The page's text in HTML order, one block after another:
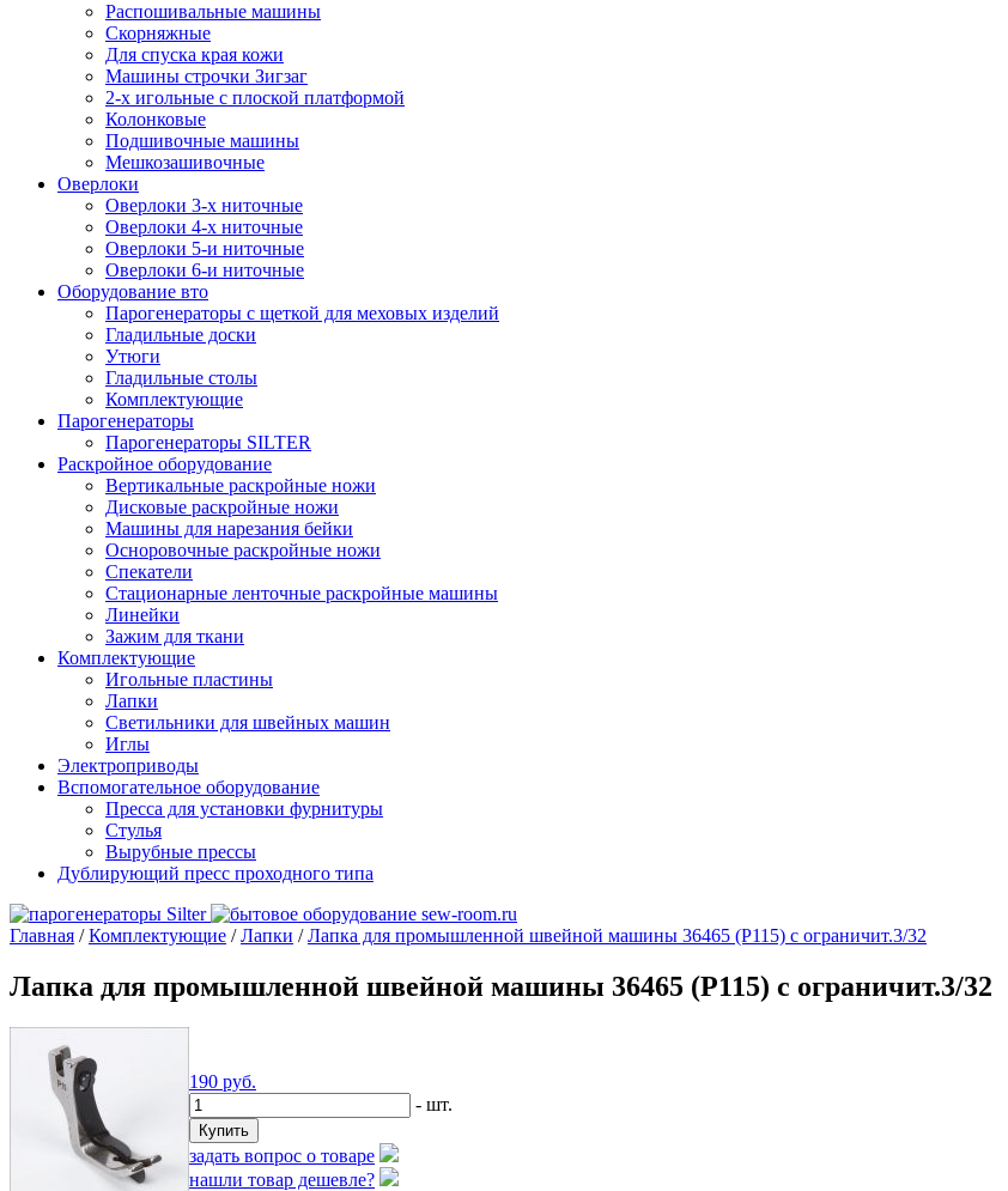
Распошивальные машины
Скорняжные
Для спуска края кожи
Машины строчки Зигзаг
2-х игольные с плоской платформой
Колонковые
Подшивочные машины
Мешкозашивочные
Оверлоки
Оверлоки 3-х ниточные
Оверлоки 4-х ниточные
Оверлоки 5-и ниточные
Оверлоки 6-и ниточные
Оборудование вто
Парогенераторы с щеткой для меховых изделий
Гладильные доски
Утюги
Гладильные столы
Комплектующие
Парогенераторы
Парогенераторы SILTER
Раскройное оборудование
Вертикальные раскройные ножи
Дисковые раскройные ножи
Машины для нарезания бейки
Осноровочные раскройные ножи
Спекатели
Стационарные ленточные раскройные машины
Линейки
Зажим для ткани
Комплектующие
Игольные пластины
Лапки
Светильники для швейных машин
Иглы
Электроприводы
Вспомогательное оборудование
Пресса для установки фурнитуры
Стулья
Вырубные прессы
Дублирующий пресс проходного типа
Главная /Комплектующие /Лапки /Лапка для промышленной швейной машины 36465 (P115) с ограничит.3/32
Лапка для промышленной швейной машины 36465 (P115) с ограничит.3/32
190 руб.
- шт.
задать вопрос о товаре
нашли товар дешевле?